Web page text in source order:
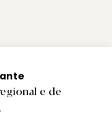
e de